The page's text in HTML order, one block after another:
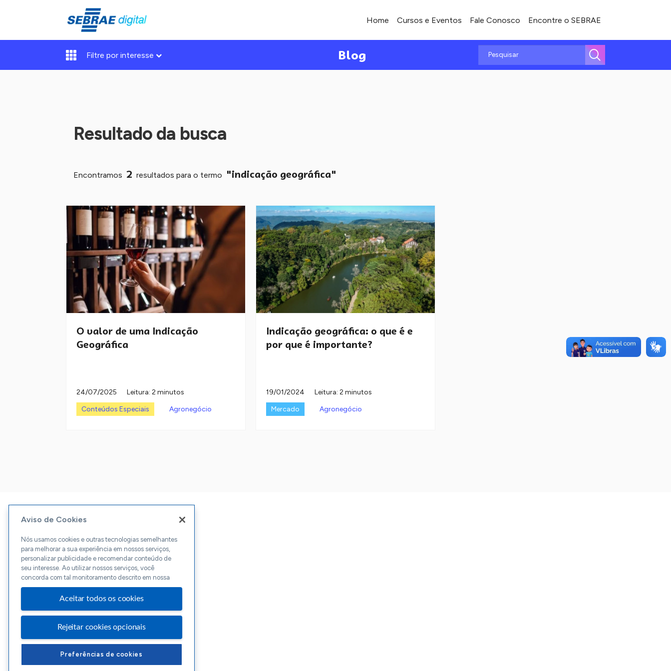
Home Cursos e Eventos Fale Conosco Encontre o SEBRAE
Filtre por interesse Blog
Resultado da busca
Encontramos 2 resultados para o termo "indicação geográfica"
O valor de uma Indicação
Geográfica
24/07/2025
Leitura: 2 minutos
Conteúdos Especiais
Agronegócio
Indicação geográfica: o que é e
por que é importante?
19/01/2024
Leitura: 2 minutos
Mercado
Agronegócio
Aviso de Cookies
Nós usamos cookies e outras tecnologias semelhantes
para melhorar a sua experiência em nossos serviços,
personalizar publicidade e recomendar conteúdo de
seu interesse. Ao utilizar nossos serviços, você
concorda com tal monitoramento descrito em nossa
Aceitar todos os cookies
Rejeitar cookies opcionais
Preferências de cookies